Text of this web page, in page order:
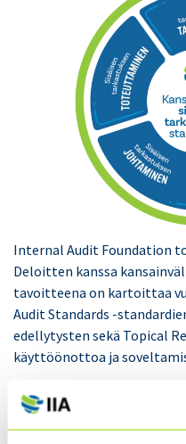
Internal Audit Foundation
Deloitten kanssa
tavoitteena on kartoittaa
Audit Standards -
edellytysten sekä Topical
käyttöönottoa ja
Kyselyn tulosten pohjalta
joka tarjoaa arvokasta